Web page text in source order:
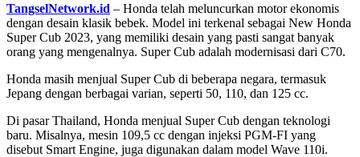
TangselNetwork.id – Honda telah meluncurkan motor ekonomis
dengan desain klasik bebek. Model ini terkenal sebagai New Honda
Super Cub 2023, yang memiliki desain yang pasti sangat banyak
orang yang mengenalnya. Super Cub adalah modernisasi dari C70.
Honda masih menjual Super Cub di beberapa negara, termasuk
Jepang dengan berbagai varian, seperti 50, 110, dan 125 cc.
Di pasar Thailand, Honda menjual Super Cub dengan teknologi
baru. Misalnya, mesin 109,5 cc dengan injeksi PGM-FI yang
disebut Smart Engine, juga digunakan dalam model Wave 110i.